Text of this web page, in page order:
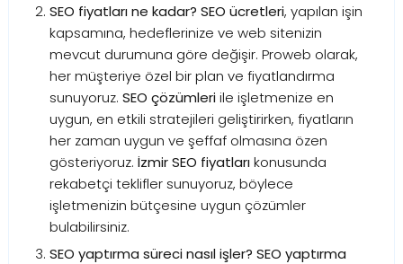
SEO fiyatları ne kadar? SEO ücretleri, yapılan işin
kapsamına, hedeflerinize ve web sitenizin
mevcut durumuna göre değişir. Proweb olarak,
her müşteriye özel bir plan ve fiyatlandırma
sunuyoruz. SEO çözümleriile işletmenize en
uygun, en etkili stratejileri geliştirirken, fiyatların
her zaman uygun ve şeffaf olmasına özen
gösteriyoruz. İzmir SEO fiyatlarıkonusunda
rekabetçi teklifler sunuyoruz, böylece
işletmenizin bütçesine uygun çözümler
bulabilirsiniz.
SEO yaptırma süreci nasıl işler? SEO yaptırma